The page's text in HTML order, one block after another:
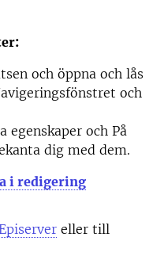
och öppna och lås
och
egenskaper och På
dig med dem.
i redigering
eller till